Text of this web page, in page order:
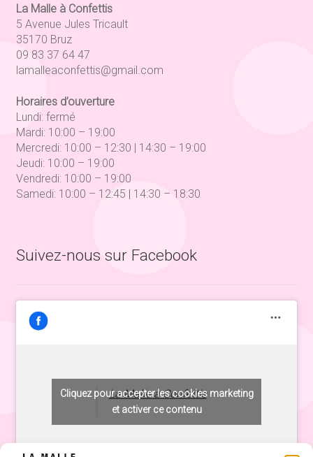
La Malle à Confettis
5 Avenue Jules Tricault
35170 Bruz
09 83 37 64 47
lamalleaconfettis@gmail.com
Horaires d’ouverture
Lundi: fermé
Mardi: 10:00 – 19:00
Mercredi: 10:00 – 12:30 | 14:30 – 19:00
Jeudi: 10:00 – 19:00
Vendredi: 10:00 – 19:00
Samedi: 10:00 – 12:45 | 14:30 – 18:30
Suivez-nous sur Facebook
La Malle à Confettis
Cliquez pour accepter les cookies marketing
et activer ce contenu